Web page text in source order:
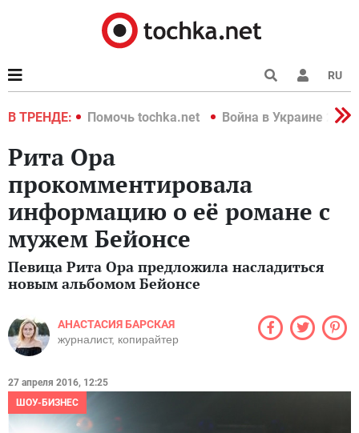
RU
В ТРЕНДЕ:
2022 Помочь tochka.net Война в Украине 2022
Рита Ора
прокомментировала
информацию о её романе с
мужем Бейонсе
Певица Рита Ора предложила насладиться
новым альбомом Бейонсе
АНАСТАСИЯ БАРСКАЯ
журналист, копирайтер
27 апреля 2016, 12:25
ШОУ-БИЗНЕС